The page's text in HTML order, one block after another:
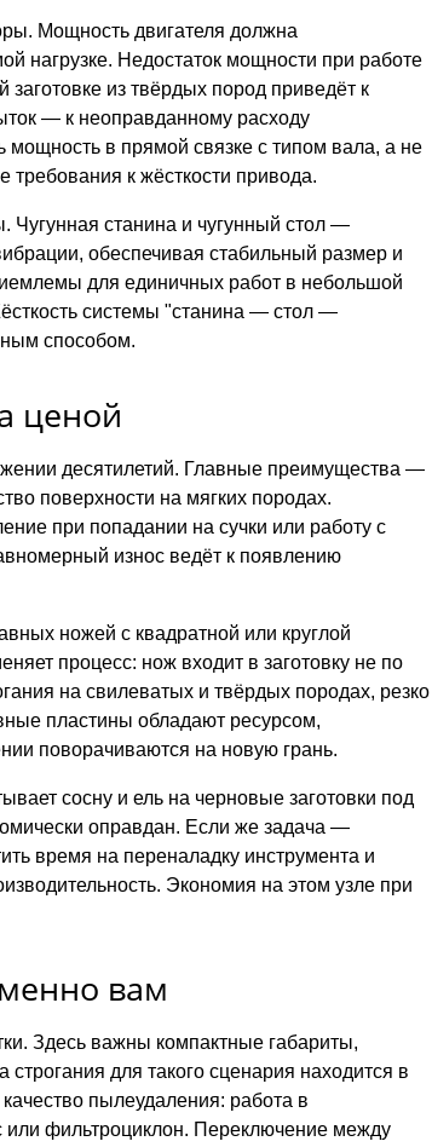
Мощность двигателя должна
нагрузке. Недостаток мощности при работе
из твёрдых пород приведёт к
— к неоправданному расходу
мощность в прямой связке с типом вала, а не
к жёсткости привода.
Чугунная станина и чугунный стол —
обеспечивая стабильный размер и
для единичных работ в небольшой
системы "станина — стол —
способом.
ценой
десятилетий. Главные преимущества —
поверхности на мягких породах.
при попадании на сучки или работу с
износ ведёт к появлению
ножей с квадратной или круглой
процесс: нож входит в заготовку не по
на свилеватых и твёрдых породах, резко
пластины обладают ресурсом,
поворачиваются на новую грань.
сосну и ель на черновые заготовки под
оправдан. Если же задача —
время на переналадку инструмента и
Экономия на этом узле при
вам
Здесь важны компактные габариты,
для такого сценария находится в
пылеудаления: работа в
или фильтроциклон. Переключение между